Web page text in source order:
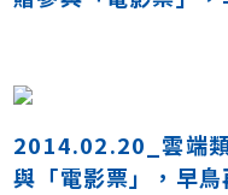
2014.02.20_雲端
與「電影票」，早鳥